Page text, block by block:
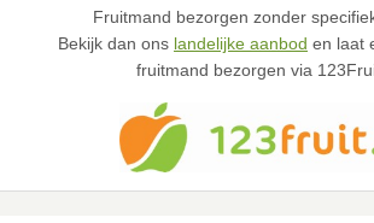
Fruitmand bezorgen zonder
Bekijk dan ons landelijke aanbod en laat
fruitmand bezorgen via